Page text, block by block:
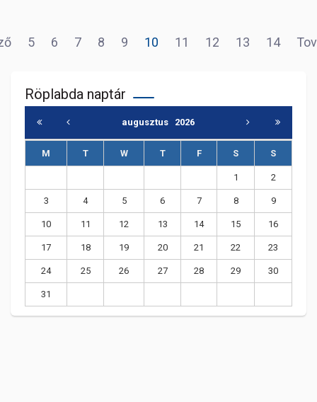
5 6 7 8 9 10 11 12 13 14
Röplabda naptár
augusztus 2026
M T W T F S S
1 2
3 4 5 6 7 8 9
10 11 12 13 14 15 16
17 18 19 20 21 22 23
24 25 26 27 28 29 30
31